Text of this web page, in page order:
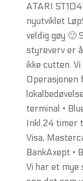
ATARI
nyutviklet
veldig gøy 🙂
styreverv er
ikke cutten.
Operasjonen
terminal •
Inkl.24 timer
Visa,
BankAxept
Vi har et mye